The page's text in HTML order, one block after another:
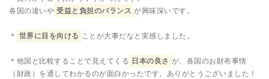
各国の違いや 受益と負担のバランス が興味深いです。
＊ 世界に目を向ける ことが大事だなと実感しました。
＊他国と比較することで見えてくる 日本の良さ が、各国のお財布事情
（財政）を通してわかるのが面白かったです。ありがとうございました！